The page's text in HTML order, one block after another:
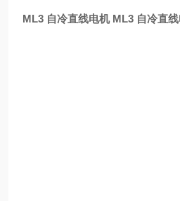
ML3 自冷直线电机 ML3 自冷直